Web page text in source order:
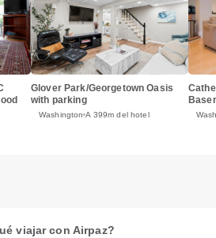
Glover Park/Georgetown Oasis
with parking
Washington A 399m del hotel
viajar con Airpaz?